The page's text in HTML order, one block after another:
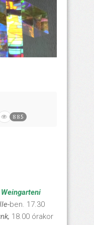
885
Weingarteni
ben. 17.30
18.00 órakor